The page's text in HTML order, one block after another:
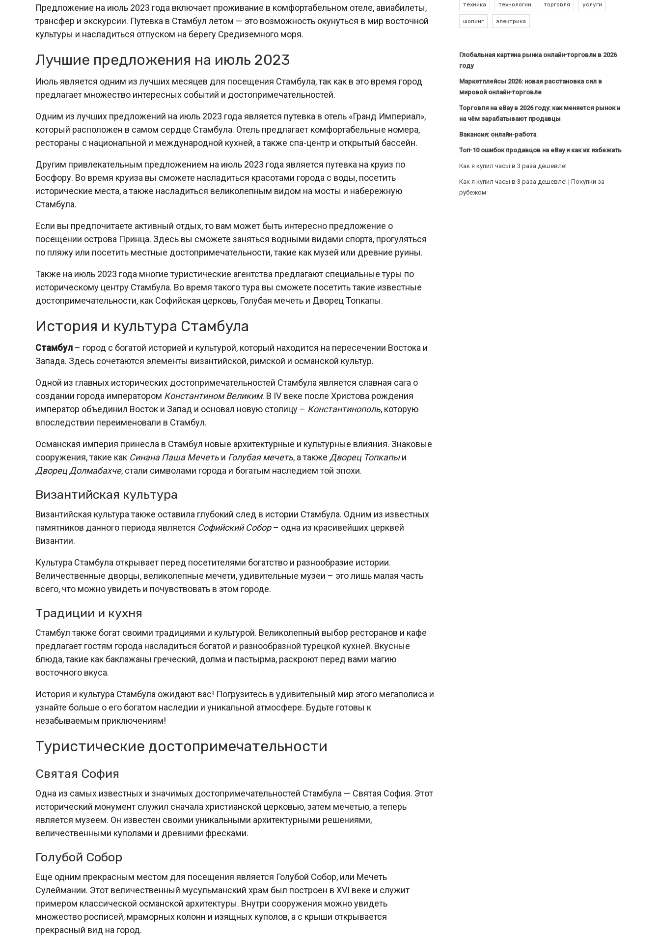
Предложение на июль 2023 года включает проживание в комфортабельном отеле, авиабилеты,
трансфер и экскурсии. Путевка в Стамбул летом — это возможность окунуться в мир восточной
культуры и насладиться отпуском на берегу Средиземного моря.
Лучшие предложения на июль 2023
Июль является одним из лучших месяцев для посещения Стамбула, так как в это время город
предлагает множество интересных событий и достопримечательностей.
Одним из лучших предложений на июль 2023 года является путевка в отель «Гранд Империал»,
который расположен в самом сердце Стамбула. Отель предлагает комфортабельные номера,
рестораны с национальной и международной кухней, а также спа-центр и открытый бассейн.
Другим привлекательным предложением на июль 2023 года является путевка на круиз по
Босфору. Во время круиза вы сможете насладиться красотами города с воды, посетить
исторические места, а также насладиться великолепным видом на мосты и набережную
Стамбула.
Если вы предпочитаете активный отдых, то вам может быть интересно предложение о
посещении острова Принца. Здесь вы сможете заняться водными видами спорта, прогуляться
по пляжу или посетить местные достопримечательности, такие как музей или древние руины.
Также на июль 2023 года многие туристические агентства предлагают специальные туры по
историческому центру Стамбула. Во время такого тура вы сможете посетить такие известные
достопримечательности, как Софийская церковь, Голубая мечеть и Дворец Топкапы.
История и культура Стамбула
Стамбул – город с богатой историей и культурой, который находится на пересечении Востока и
Запада. Здесь сочетаются элементы византийской, римской и османской культур.
Одной из главных исторических достопримечательностей Стамбула является славная сага о
создании города императором Константином Великим. В IV веке после Христова рождения
император объединил Восток и Запад и основал новую столицу – Константинополь, которую
впоследствии переименовали в Стамбул.
Османская империя принесла в Стамбул новые архитектурные и культурные влияния. Знаковые
сооружения, такие как Синана Паша Мечеть и Голубая мечеть, а также Дворец Топкапыи
Дворец Долмабахче, стали символами города и богатым наследием той эпохи.
Византийская культура
Византийская культура также оставила глубокий след в истории Стамбула. Одним из известных
памятников данного периода является Софийский Собор– одна из красивейших церквей
Византии.
Культура Стамбула открывает перед посетителями богатство и разнообразие истории.
Величественные дворцы, великолепные мечети, удивительные музеи – это лишь малая часть
всего, что можно увидеть и почувствовать в этом городе.
Традиции и кухня
Стамбул также богат своими традициями и культурой. Великолепный выбор ресторанов и кафе
предлагает гостям города насладиться богатой и разнообразной турецкой кухней. Вкусные
блюда, такие как баклажаны греческий, долма и пастырма, раскроют перед вами магию
восточного вкуса.
История и культура Стамбула ожидают вас! Погрузитесь в удивительный мир этого мегаполиса и
узнайте больше о его богатом наследии и уникальной атмосфере. Будьте готовы к
незабываемым приключениям!
Туристические достопримечательности
Святая София
Одна из самых известных и значимых достопримечательностей Стамбула — Святая София. Этот
исторический монумент служил сначала христианской церковью, затем мечетью, а теперь
является музеем. Он известен своими уникальными архитектурными решениями,
величественными куполами и древними фресками.
Голубой Собор
Еще одним прекрасным местом для посещения является Голубой Собор, или Мечеть
Сулеймании. Этот величественный мусульманский храм был построен в XVI веке и служит
примером классической османской архитектуры. Внутри сооружения можно увидеть
множество росписей, мраморных колонн и изящных куполов, а с крыши открывается
прекрасный вид на город.
техника технологии торговля услуги
шопинг электрика
Глобальная картина рынка онлайн-торговли в 2026
году
Маркетплейсы 2026: новая расстановка сил в
мировой онлайн-торговле
Торговля на eBay в 2026 году: как меняется рынок и
на чём зарабатывают продавцы
Вакансия: онлайн-работа
Топ-10 ошибок продавцов на eBay и как их избежать
Как я купил часы в 3 раза дешевле!
Как я купил часы в 3 раза дешевле! | Покупки за
рубежом